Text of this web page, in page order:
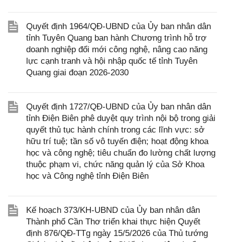
Quyết định 1964/QĐ-UBND của Ủy ban nhân dân
tỉnh Tuyên Quang ban hành Chương trình hỗ trợ
doanh nghiệp đổi mới công nghệ, nâng cao năng
lực cạnh tranh và hội nhập quốc tế tỉnh Tuyên
Quang giai đoạn 2026-2030
Quyết định 1727/QĐ-UBND của Ủy ban nhân dân
tỉnh Điện Biên phê duyệt quy trình nội bộ trong giải
quyết thủ tục hành chính trong các lĩnh vực: sở
hữu trí tuệ; tần số vô tuyến điện; hoạt động khoa
học và công nghệ; tiêu chuẩn đo lường chất lượng
thuộc phạm vi, chức năng quản lý của Sở Khoa
học và Công nghệ tỉnh Điện Biên
Kế hoạch 373/KH-UBND của Ủy ban nhân dân
Thành phố Cần Thơ triển khai thực hiện Quyết
định 876/QĐ-TTg ngày 15/5/2026 của Thủ tướng